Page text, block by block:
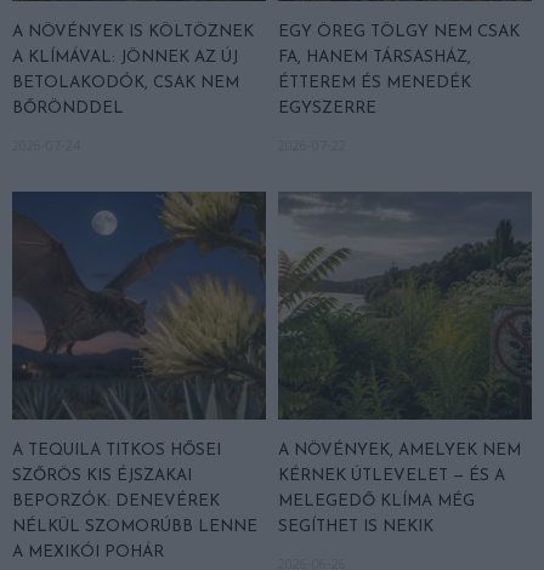
A NÖVÉNYEK IS KÖLTÖZNEK
A KLÍMÁVAL: JÖNNEK AZ ÚJ
BETOLAKODÓK, CSAK NEM
BŐRÖNDDEL
EGY ÖREG TÖLGY NEM CSAK
FA, HANEM TÁRSASHÁZ,
ÉTTEREM ÉS MENEDÉK
EGYSZERRE
A TEQUILA TITKOS HŐSEI
SZŐRÖS KIS ÉJSZAKAI
BEPORZÓK: DENEVÉREK
NÉLKÜL SZOMORÚBB LENNE
A MEXIKÓI POHÁR
A NÖVÉNYEK, AMELYEK NEM
KÉRNEK ÚTLEVELET — ÉS A
MELEGEDŐ KLÍMA MÉG
SEGÍTHET IS NEKIK